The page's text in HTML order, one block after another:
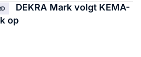
DEKRA Mark volgt KEMA-
op